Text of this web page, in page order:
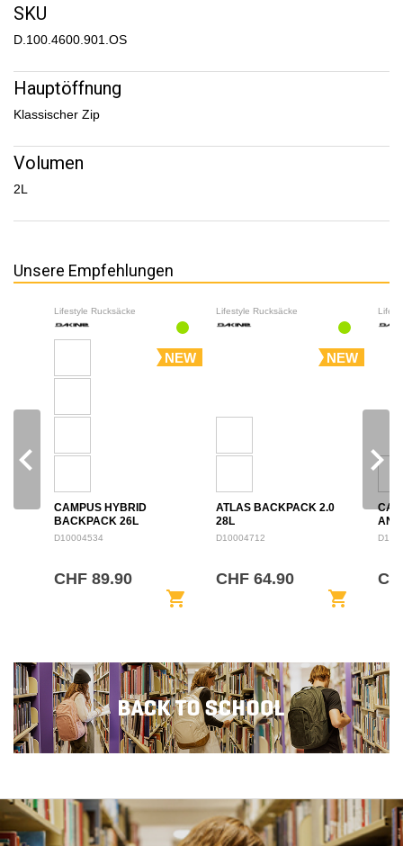
SKU
D.100.4600.901.OS
Hauptöffnung
Klassischer Zip
Volumen
2L
Unsere Empfehlungen
Lifestyle Rucksäcke
NEW
CAMPUS HYBRID
BACKPACK 26L
D10004534
CHF 89.90
shopping_cart
Lifestyle Rucksäcke
NEW
ATLAS BACKPACK 2.0
28L
D10004712
CHF 64.90
shopping_cart
navigate_before navigate_next